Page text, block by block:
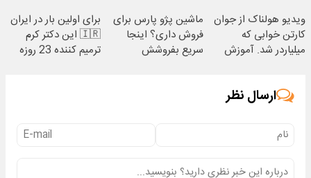
ویدیو هولناک از جوان
کارتن خوابی که
میلیاردر شد. آموزش
ماشین پژو پارس برای
فروش داری؟ اینجا
سریع بفروشش
برای اولین بار در ایران
🇮🇷 این دکتر کرم
ترمیم کننده 23 روزه
ارسال نظر